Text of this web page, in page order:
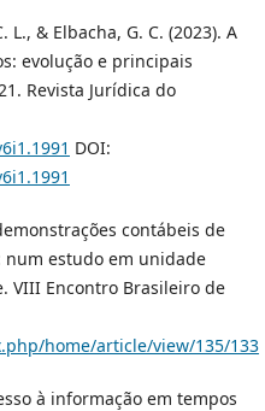
L., & Elbacha, G. C. (2023). A
evolução e principais
Revista Jurídica do
DOI:
contábeis de
estudo em unidade
VIII Encontro Brasileiro de
home/article/view/135/133
à informação em tempos